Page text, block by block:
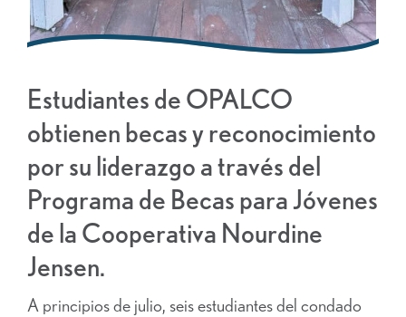
Estudiantes de OPALCO
obtienen becas y reconocimiento
por su liderazgo a través del
Programa de Becas para Jóvenes
de la Cooperativa Nourdine
Jensen.
A principios de julio, seis estudiantes del condado